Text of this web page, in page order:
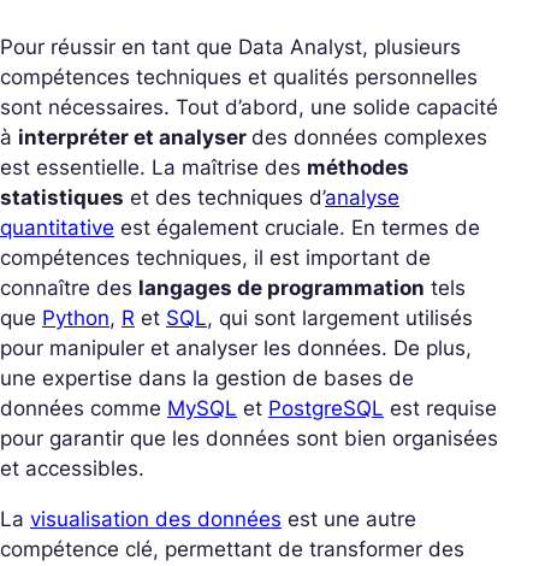
Pour réussir en tant que Data Analyst, plusieurs
compétences techniques et qualités personnelles
sont nécessaires. Tout d’abord, une solide capacité
à interpréter et analyser des données complexes
est essentielle. La maîtrise des méthodes
statistiques et des techniques d’analyse
quantitative est également cruciale. En termes de
compétences techniques, il est important de
connaître des langages de programmation tels
que Python, R et SQL, qui sont largement utilisés
pour manipuler et analyser les données. De plus,
une expertise dans la gestion de bases de
données comme MySQL et PostgreSQL est requise
pour garantir que les données sont bien organisées
et accessibles.
La visualisation des données est une autre
compétence clé, permettant de transformer des